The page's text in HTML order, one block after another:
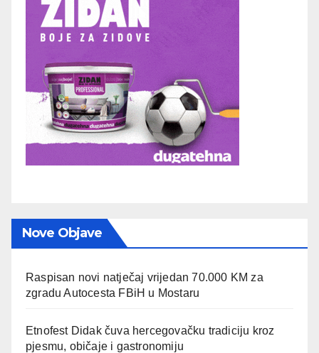
Nove Objave
Raspisan novi natječaj vrijedan 70.000 KM za
zgradu Autocesta FBiH u Mostaru
Etnofest Didak čuva hercegovačku tradiciju kroz
pjesmu, običaje i gastronomiju